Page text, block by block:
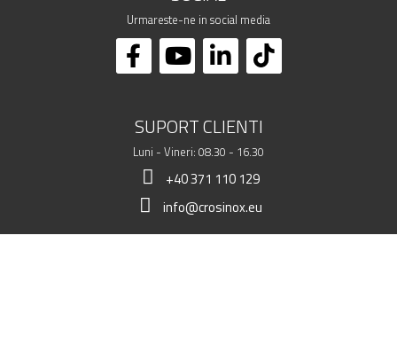
Urmareste-ne in social media
SUPORT CLIENTI
Luni - Vineri: 08.30 - 16.30
+40 371 110 129
info@crosinox.eu